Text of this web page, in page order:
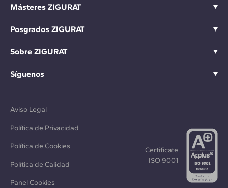
Másteres ZIGURAT
Posgrados ZIGURAT
Sobre ZIGURAT
Síguenos
Aviso Legal
Política de Privacidad
Política de Cookies
Política de Calidad
Panel Cookies
Certificate
ISO 9001